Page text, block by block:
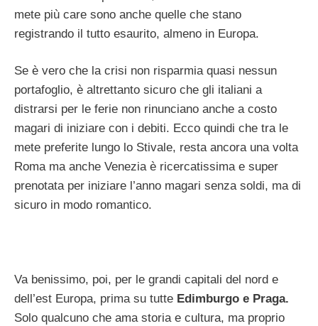
mete più care sono anche quelle che stano
registrando il tutto esaurito, almeno in Europa.
Se è vero che la crisi non risparmia quasi nessun
portafoglio, è altrettanto sicuro che gli italiani a
distrarsi per le ferie non rinunciano anche a costo
magari di iniziare con i debiti. Ecco quindi che tra le
mete preferite lungo lo Stivale, resta ancora una volta
Roma ma anche Venezia è ricercatissima e super
prenotata per iniziare l’anno magari senza soldi, ma di
sicuro in modo romantico.
Va benissimo, poi, per le grandi capitali del nord e
dell’est Europa, prima su tutte Edimburgo e Praga.
Solo qualcuno che ama storia e cultura, ma proprio